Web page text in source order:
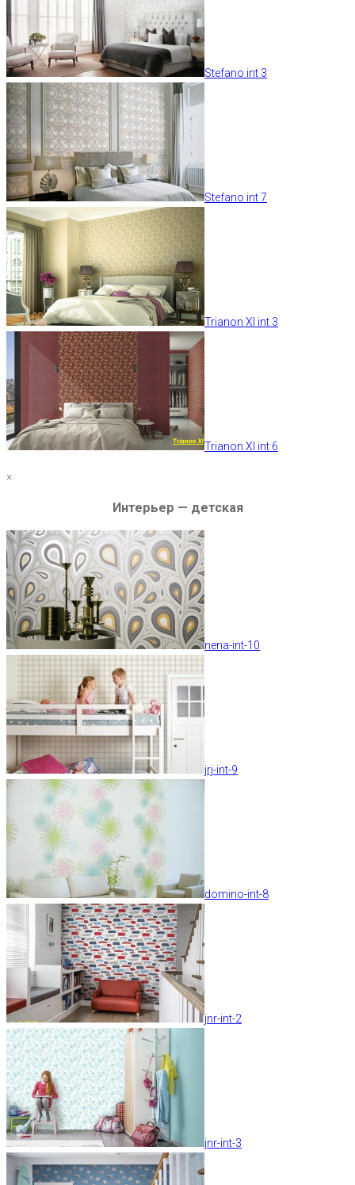
Stefano int 3
Stefano int 7
Trianon XI int 3
Trianon XI int 6
×
Интерьер — детская
nena-int-10
jrj-int-9
domino-int-8
jnr-int-2
jnr-int-3